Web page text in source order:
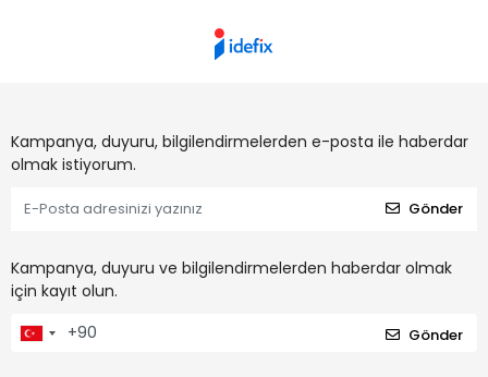
Kampanya, duyuru, bilgilendirmelerden e-posta ile haberdar
olmak istiyorum.
Gönder
Kampanya, duyuru ve bilgilendirmelerden haberdar olmak
için kayıt olun.
Gönder